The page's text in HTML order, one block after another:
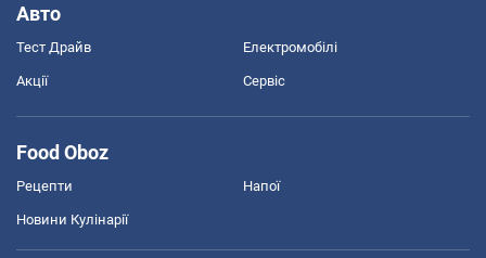
Авто
Тест Драйв Електромобілі
Акції Сервіс
Food Oboz
Рецепти Напої
Новини Кулінарії